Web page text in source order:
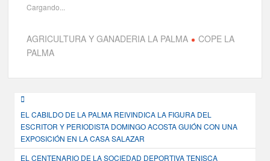
Cargando...
AGRICULTURA Y GANADERIA LA PALMA
COPE LA
PALMA
Navegación
de
entradas
EL CABILDO DE LA PALMA REIVINDICA LA FIGURA DEL
ESCRITOR Y PERIODISTA DOMINGO ACOSTA GUIÓN CON UNA
EXPOSICIÓN EN LA CASA SALAZAR
EL CENTENARIO DE LA SOCIEDAD DEPORTIVA TENISCA